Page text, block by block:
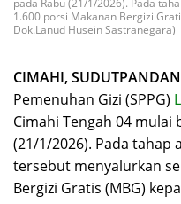
pada Rabu (21/1/2026). Pada
1.600 porsi Makanan Bergizi
Dok.Lanud Husein Sastranegara)
CIMAHI,
Pemenuhan Gizi (SPPG)
Cimahi Tengah 04 mulai
(21/1/2026). Pada tahap
tersebut menyalurkan
Bergizi Gratis (MBG)